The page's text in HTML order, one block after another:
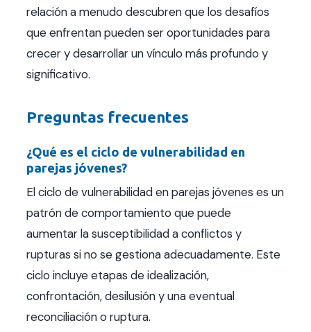
relación a menudo descubren que los desafíos
que enfrentan pueden ser oportunidades para
crecer y desarrollar un vínculo más profundo y
significativo.
Preguntas frecuentes
¿Qué es el ciclo de vulnerabilidad en
parejas jóvenes?
El ciclo de vulnerabilidad en parejas jóvenes es un
patrón de comportamiento que puede
aumentar la susceptibilidad a conflictos y
rupturas si no se gestiona adecuadamente. Este
ciclo incluye etapas de idealización,
confrontación, desilusión y una eventual
reconciliación o ruptura.